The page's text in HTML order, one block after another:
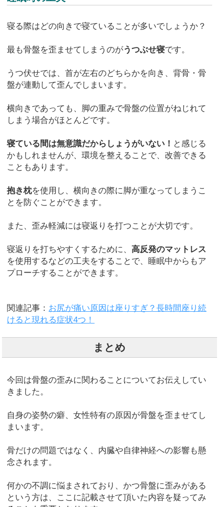
寝る際はどの向きで寝ていることが多いでしょうか？
最も骨盤を歪ませてしまうのがうつぶせ寝です。
うつ伏せでは、首が左右のどちらかを向き、背骨・骨
盤が連動して歪んでしまいます。
横向きであっても、脚の重みで骨盤の位置がねじれて
しまう場合がほとんどです。
寝ている間は無意識だからしょうがいない！ と感じる
かもしれませんが、環境を整えることで、改善できる
こともあります。
抱き枕を使用し、横向きの際に脚が重なってしまうこ
とを防ぐことができます。
また、歪み軽減には寝返りを打つことが大切です。
寝返りを打ちやすくするために、高反発のマットレス
を使用するなどの工夫をすることで、睡眠中からもア
プローチすることができます。
関連記事： お尻が痛い原因は座りすぎ？長時間座り続
けると現れる症状4つ！
まとめ
今回は骨盤の歪みに関わることについてお伝えしてい
きました。
自身の姿勢の癖、女性特有の原因が骨盤を歪ませてし
まいます。
骨だけの問題ではなく、内臓や自律神経への影響も懸
念されます。
何かの不調に悩まされており、かつ骨盤に歪みがある
という方は、ここに記載させて頂いた内容を疑ってみ